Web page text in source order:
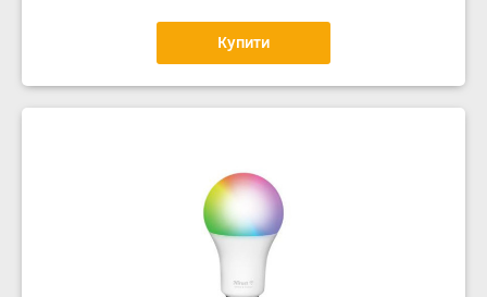
Купити